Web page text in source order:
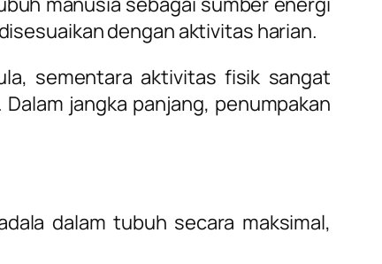
dengan aktivitas harian.
sementara aktivitas fisik sangat
jangka panjang, penumpakan
dalam tubuh secara maksimal,